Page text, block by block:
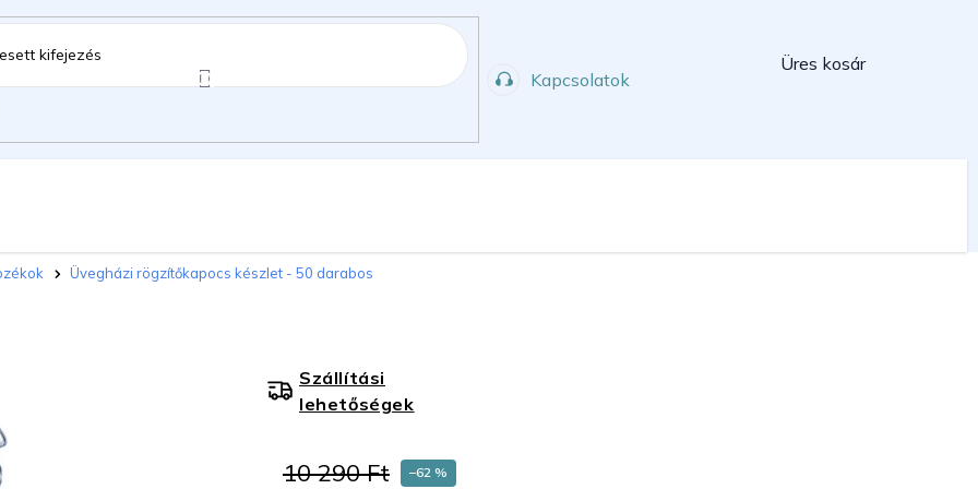
Kapcsolatok
Kosár
Üres kosár
Üvegházi rögzítőkapocs készlet - 50 darabos
10 290 Ft –62 %
Szállítási
lehetőségek